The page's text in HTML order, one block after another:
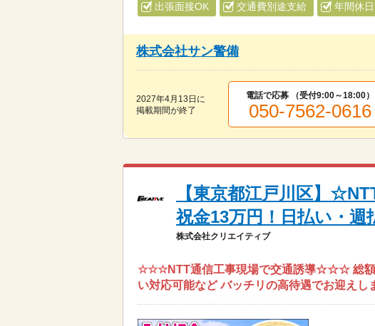
出張面接OK 交通費別途支給 年間休
株式会社サン警備
2027年4月13日 に
掲載期間が終了
電話で応募 （受付9:00～18:00）
050-7562-0616
【東京都江戸川区】
祝金13万円！日払い・
株式会社クリエイティブ
☆☆☆NTT通信工事現場で交通誘導☆☆☆ 総額
い対応可能など バッチリの高待遇でお迎えし